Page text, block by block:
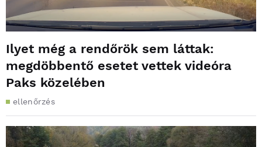
Ilyet még a rendőrök sem láttak:
megdöbbentő esetet vettek videóra
Paks közelében
ellenőrzés